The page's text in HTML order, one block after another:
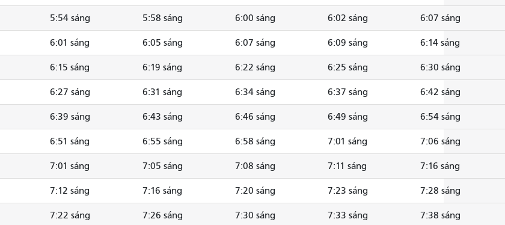
5:54 sáng 5:58 sáng 6:00 sáng 6:02 sáng 6:07 sáng
6:01 sáng 6:05 sáng 6:07 sáng 6:09 sáng 6:14 sáng
6:15 sáng 6:19 sáng 6:22 sáng 6:25 sáng 6:30 sáng
6:27 sáng 6:31 sáng 6:34 sáng 6:37 sáng 6:42 sáng
6:39 sáng 6:43 sáng 6:46 sáng 6:49 sáng 6:54 sáng
6:51 sáng 6:55 sáng 6:58 sáng 7:01 sáng 7:06 sáng
7:01 sáng 7:05 sáng 7:08 sáng 7:11 sáng 7:16 sáng
7:12 sáng 7:16 sáng 7:20 sáng 7:23 sáng 7:28 sáng
7:22 sáng 7:26 sáng 7:30 sáng 7:33 sáng 7:38 sáng